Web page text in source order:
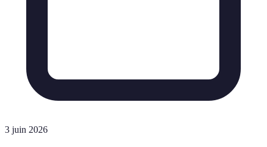
3 juin 2026